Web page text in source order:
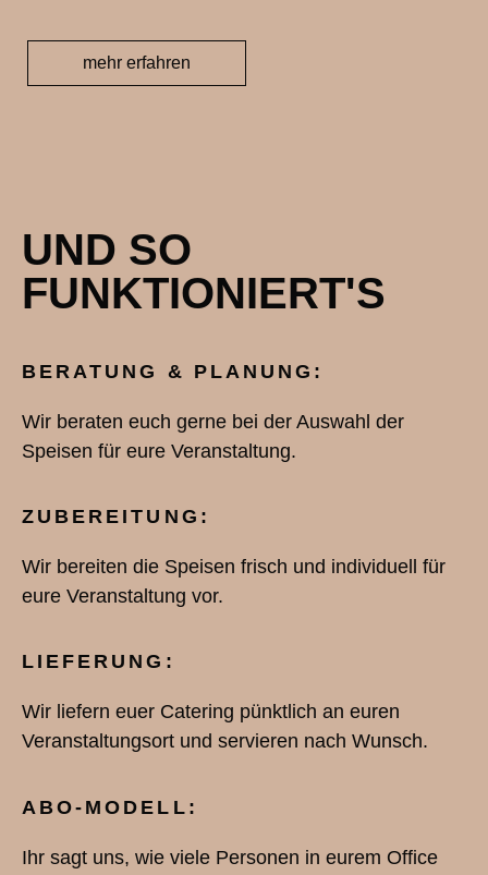
mehr erfahren
UND SO
FUNKTIONIERT'S
BERATUNG & PLANUNG:
Wir beraten euch gerne bei der Auswahl der
Speisen für eure Veranstaltung.
ZUBEREITUNG:
Wir bereiten die Speisen frisch und individuell für
eure Veranstaltung vor.
LIEFERUNG:
Wir liefern euer Catering pünktlich an euren
Veranstaltungsort und servieren nach Wunsch.
ABO-MODELL:
Ihr sagt uns, wie viele Personen in eurem Office